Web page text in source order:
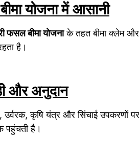
योजना में आसानी
फसल बीमा योजनाके तहत बीमा क्लेम और
है।
और अनुदान
उर्वरक, कृषि यंत्र और सिंचाई उपकरणों पर
पहुंचती है।